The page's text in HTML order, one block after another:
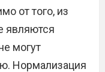
от того, из
являются
могут
Нормализация